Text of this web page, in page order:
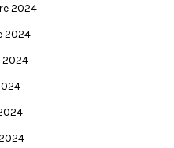
2024
2024